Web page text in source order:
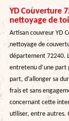
YD Couverture
nettoyage de
Artisan couvreur YD
nettoyage de
département 72240.
entretenu d’une part
part, d’allonger sa
frais et sans
concernant cette
utiliser, entre autres.